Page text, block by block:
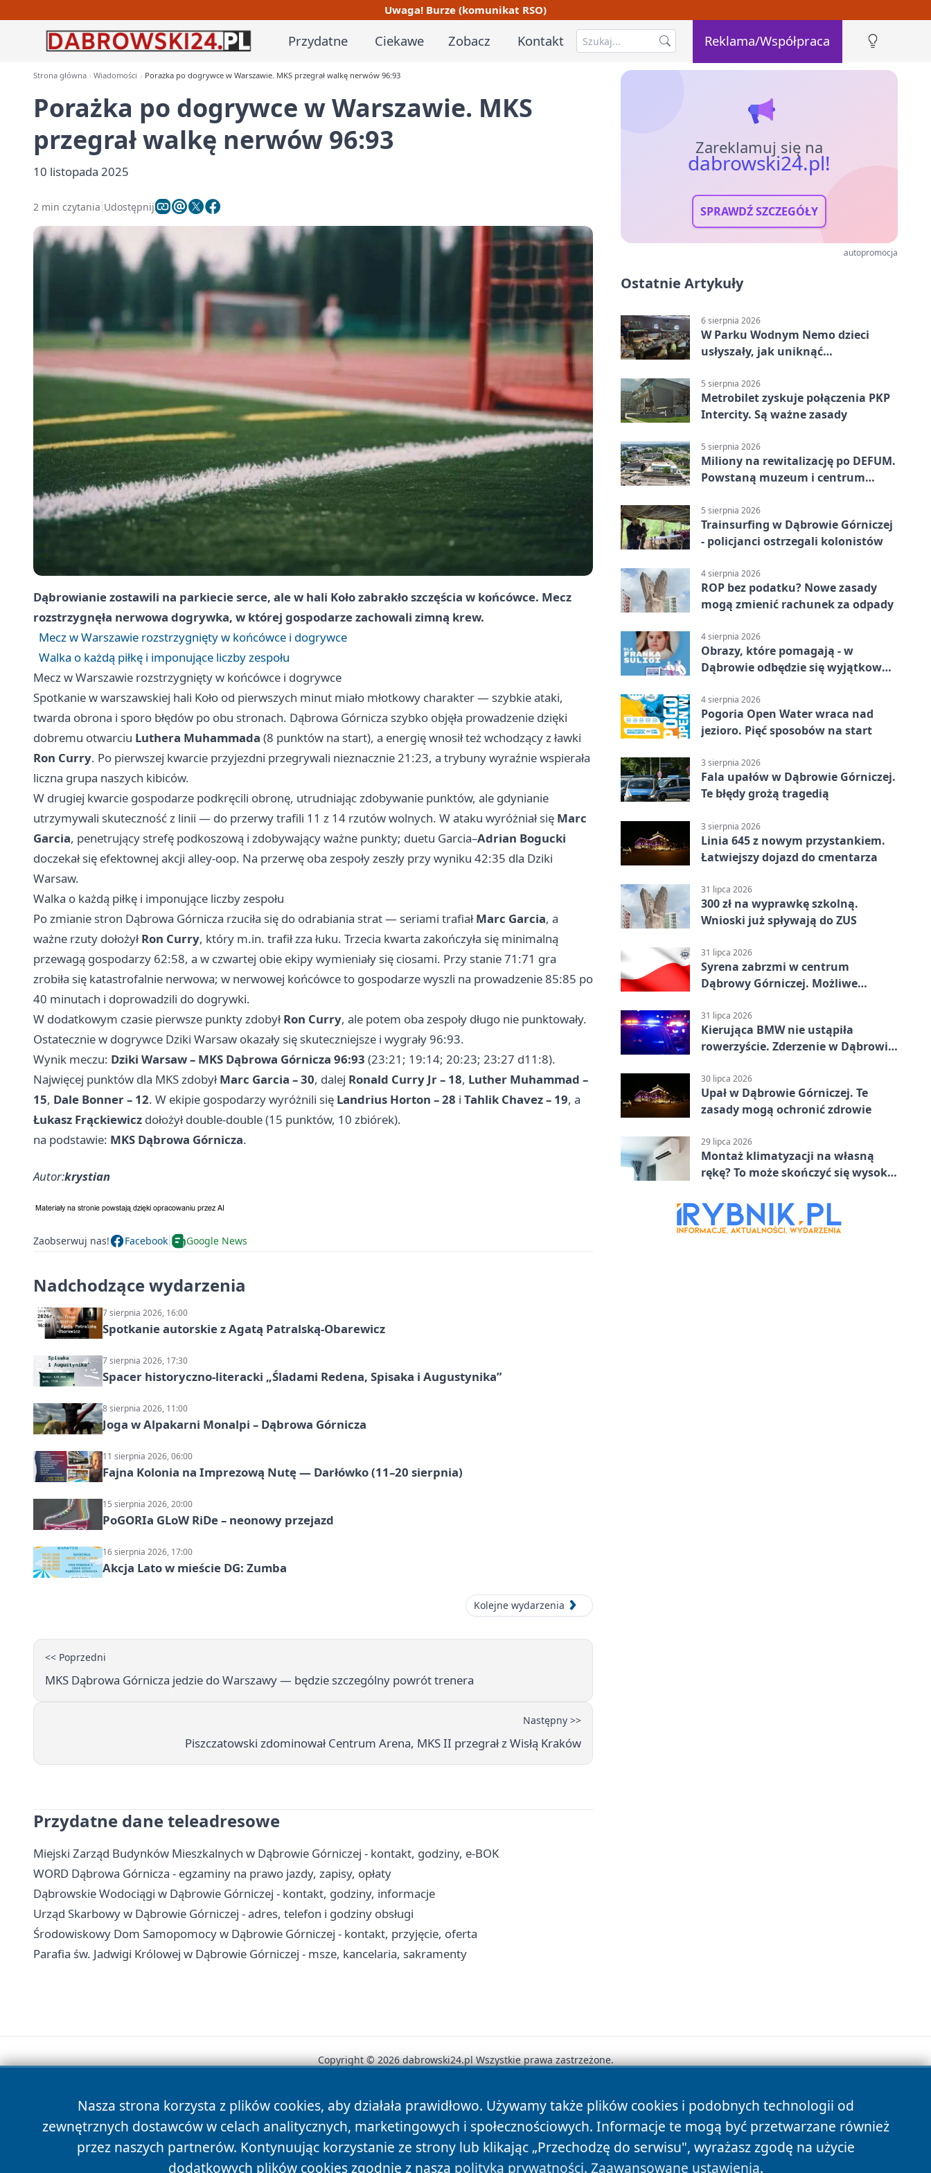
Uwaga! Burze (komunikat RSO)
Przydatne Ciekawe Zobacz Kontakt Reklama/Współpraca
Strona główna Wiadomości Porażka po dogrywce w Warszawie. MKS przegrał walkę nerwów 96:93
Porażka po dogrywce w Warszawie. MKS
przegrał walkę nerwów 96:93
10 listopada 2025
2 min czytania Udostępnij
Dąbrowianie zostawili na parkiecie serce, ale w hali Koło zabrakło szczęścia w końcówce. Mecz
rozstrzygnęła nerwowa dogrywka, w której gospodarze zachowali zimną krew.
Mecz w Warszawie rozstrzygnięty w końcówce i dogrywce
Walka o każdą piłkę i imponujące liczby zespołu
Mecz w Warszawie rozstrzygnięty w końcówce i dogrywce
Spotkanie w warszawskiej hali Koło od pierwszych minut miało młotkowy charakter — szybkie ataki,
twarda obrona i sporo błędów po obu stronach. Dąbrowa Górnicza szybko objęła prowadzenie dzięki
dobremu otwarciu Luthera Muhammada (8 punktów na start), a energię wnosił też wchodzący z ławki
Ron Curry. Po pierwszej kwarcie przyjezdni przegrywali nieznacznie 21:23, a trybuny wyraźnie wspierała
liczna grupa naszych kibiców.
W drugiej kwarcie gospodarze podkręcili obronę, utrudniając zdobywanie punktów, ale gdynianie
utrzymywali skuteczność z linii — do przerwy trafili 11 z 14 rzutów wolnych. W ataku wyróżniał się Marc
Garcia, penetrujący strefę podkoszową i zdobywający ważne punkty; duetu Garcia–Adrian Bogucki
doczekał się efektownej akcji alley-oop. Na przerwę oba zespoły zeszły przy wyniku 42:35 dla Dziki
Warsaw.
Walka o każdą piłkę i imponujące liczby zespołu
Po zmianie stron Dąbrowa Górnicza rzuciła się do odrabiania strat — seriami trafiałMarc Garcia, a
ważne rzuty dołożyłRon Curry, który m.in. trafił zza łuku. Trzecia kwarta zakończyła się minimalną
przewagą gospodarzy 62:58, a w czwartej obie ekipy wymieniały się ciosami. Przy stanie 71:71 gra
zrobiła się katastrofalnie nerwowa; w nerwowej końcówce to gospodarze wyszli na prowadzenie 85:85 po
40 minutach i doprowadzili do dogrywki.
W dodatkowym czasie pierwsze punkty zdobyłRon Curry, ale potem oba zespoły długo nie punktowały.
Ostatecznie w dogrywce Dziki Warsaw okazały się skuteczniejsze i wygrały 96:93.
Wynik meczu: Dziki Warsaw – MKS Dąbrowa Górnicza 96:93 (23:21; 19:14; 20:23; 23:27 d11:8).
Najwięcej punktów dla MKS zdobyłMarc Garcia – 30, dalej Ronald Curry Jr – 18, Luther Muhammad –
15, Dale Bonner – 12. W ekipie gospodarzy wyróżnili się Landrius Horton – 28 i Tahlik Chavez – 19, a
Łukasz Frąckiewicz dołożył double-double (15 punktów, 10 zbiórek).
na podstawie: MKS Dąbrowa Górnicza.
Autor:krystian
Zaobserwuj nas! Facebook Google News
Nadchodzące wydarzenia
7 sierpnia 2026, 16:00
Spotkanie autorskie z Agatą Patralską-Obarewicz
7 sierpnia 2026, 17:30
Spacer historyczno-literacki „Śladami Redena, Spisaka i Augustynika”
8 sierpnia 2026, 11:00
Joga w Alpakarni Monalpi – Dąbrowa Górnicza
11 sierpnia 2026, 06:00
Fajna Kolonia na Imprezową Nutę — Darłówko (11–20 sierpnia)
15 sierpnia 2026, 20:00
PoGORIa GLoW RiDe – neonowy przejazd
16 sierpnia 2026, 17:00
Akcja Lato w mieście DG: Zumba
Kolejne wydarzenia
<< Poprzedni
MKS Dąbrowa Górnicza jedzie do Warszawy — będzie szczególny powrót trenera
Następny >>
Piszczatowski zdominował Centrum Arena, MKS II przegrał z Wisłą Kraków
Przydatne dane teleadresowe
Miejski Zarząd Budynków Mieszkalnych w Dąbrowie Górniczej - kontakt, godziny, e-BOK
WORD Dąbrowa Górnicza - egzaminy na prawo jazdy, zapisy, opłaty
Dąbrowskie Wodociągi w Dąbrowie Górniczej - kontakt, godziny, informacje
Urząd Skarbowy w Dąbrowie Górniczej - adres, telefon i godziny obsługi
Środowiskowy Dom Samopomocy w Dąbrowie Górniczej - kontakt, przyjęcie, oferta
Parafia św. Jadwigi Królowej w Dąbrowie Górniczej - msze, kancelaria, sakramenty
Zareklamuj się na
dabrowski24.pl!
SPRAWDŹ SZCZEGÓŁY
autopromocja
Ostatnie Artykuły
6 sierpnia 2026
W Parku Wodnym Nemo dzieci
usłyszały, jak uniknąć
5 sierpnia 2026
Metrobilet zyskuje połączenia PKP
Intercity. Są ważne zasady
5 sierpnia 2026
Miliony na rewitalizację po DEFUM.
Powstaną muzeum i centrum
5 sierpnia 2026
Trainsurfing w Dąbrowie Górniczej
- policjanci ostrzegali kolonistów
4 sierpnia 2026
ROP bez podatku? Nowe zasady
mogą zmienić rachunek za odpady
4 sierpnia 2026
Obrazy, które pomagają - w
Dąbrowie odbędzie się wyjątkowa
4 sierpnia 2026
Pogoria Open Water wraca nad
jezioro. Pięć sposobów na start
3 sierpnia 2026
Fala upałów w Dąbrowie Górniczej.
Te błędy grożą tragedią
3 sierpnia 2026
Linia 645 z nowym przystankiem.
Łatwiejszy dojazd do cmentarza
31 lipca 2026
300 zł na wyprawkę szkolną.
Wnioski już spływają do ZUS
31 lipca 2026
Syrena zabrzmi w centrum
Dąbrowy Górniczej. Możliwe
31 lipca 2026
Kierująca BMW nie ustąpiła
rowerzyście. Zderzenie w Dąbrowie
30 lipca 2026
Upał w Dąbrowie Górniczej. Te
zasady mogą ochronić zdrowie
29 lipca 2026
Montaż klimatyzacji na własną
rękę? To może skończyć się wysoką
Nasza strona korzysta z plików cookies, aby działała prawidłowo. Używamy także plików cookies i podobnych technologii od
zewnętrznych dostawców w celach analitycznych, marketingowych i społecznościowych. Informacje te mogą być przetwarzane również
przez naszych partnerów. Kontynuując korzystanie ze strony lub klikając „Przechodzę do serwisu", wyrażasz zgodę na użycie
dodatkowych plików cookies zgodnie z naszą polityką prywatności. Zaawansowane ustawienia.
Copyright © 2026 dabrowski24.pl Wszystkie prawa zastrzeżone.
News Autorzy Polityka Prywatności Polityka Cookies